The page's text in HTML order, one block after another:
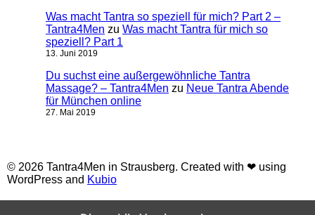
Was macht Tantra so speziell für mich? Part 2 –
Tantra4Men zu Was macht Tantra für mich so
speziell? Part 1
13. Juni 2019
Du suchst eine außergewöhnliche Tantra
Massage? – Tantra4Men zu Neue Tantra Abende
für München online
27. Mai 2019
© 2026 Tantra4Men in Strausberg. Created with ❤ using
WordPress and Kubio